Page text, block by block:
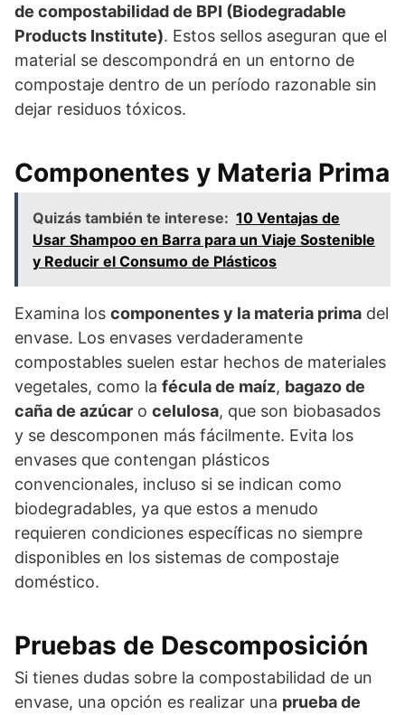
de compostabilidad de BPI (Biodegradable
Products Institute). Estos sellos aseguran que el
material se descompondrá en un entorno de
compostaje dentro de un período razonable sin
dejar residuos tóxicos.
Componentes y Materia Prima
Quizás también te interese: 10 Ventajas de
Usar Shampoo en Barra para un Viaje Sostenible
y Reducir el Consumo de Plásticos
Examina los componentes y la materia prima del
envase. Los envases verdaderamente
compostables suelen estar hechos de materiales
vegetales, como la fécula de maíz, bagazo de
caña de azúcar o celulosa, que son biobasados
y se descomponen más fácilmente. Evita los
envases que contengan plásticos
convencionales, incluso si se indican como
biodegradables, ya que estos a menudo
requieren condiciones específicas no siempre
disponibles en los sistemas de compostaje
doméstico.
Pruebas de Descomposición
Si tienes dudas sobre la compostabilidad de un
envase, una opción es realizar una prueba de